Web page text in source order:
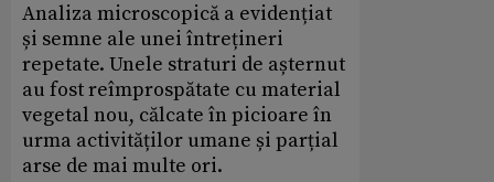
Analiza microscopică a evidențiat
și semne ale unei întrețineri
repetate. Unele straturi de așternut
au fost reîmprospătate cu material
vegetal nou, călcate în picioare în
urma activităților umane și parțial
arse de mai multe ori.